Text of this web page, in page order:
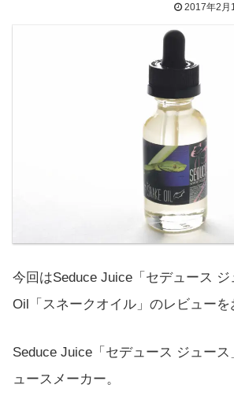
2017年2月
今回はSeduce Juice「セデュース
Oil「スネークオイル」のレビューを
Seduce Juice「セデュース ジュー
ュースメーカー。